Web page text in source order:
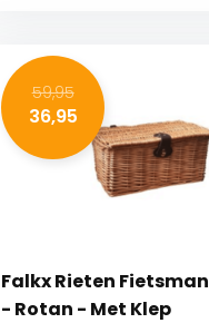
59,95
36,95
Falkx Rieten
- Rotan - Met Klep